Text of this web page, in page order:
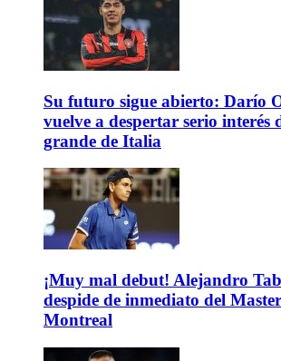
Su futuro sigue abierto: Darío
vuelve a despertar serio interés
grande de Italia
¡Muy mal debut! Alejandro
despide de inmediato del
Montreal